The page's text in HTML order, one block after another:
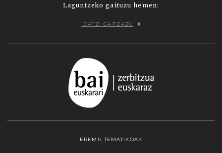
Laguntzeko gaituzu hemen:
IDATZI GAITZAZU
EREMU TEMATIKOAK